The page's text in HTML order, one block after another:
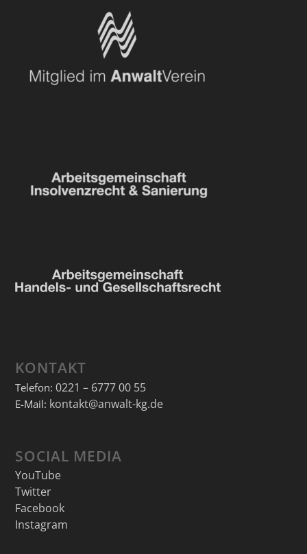
KONTAKT
Telefon: 0221 – 6777 00 55
E-Mail: kontakt@anwalt-kg.de
SOCIAL MEDIA
YouTube
Twitter
Facebook
Instagram